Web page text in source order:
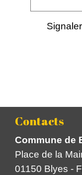
Contacts
Commune de
Place de la
01150 Blyes -